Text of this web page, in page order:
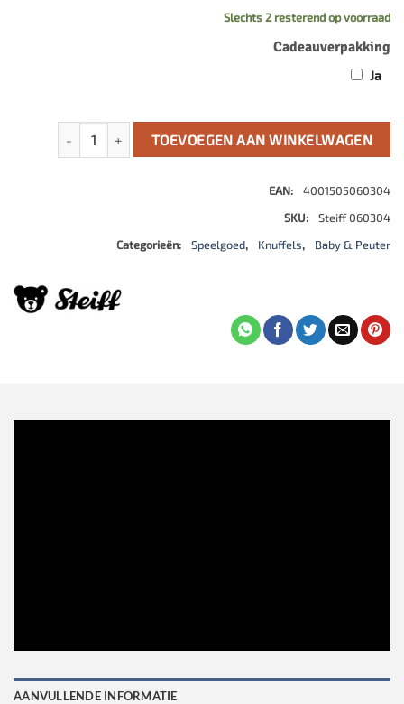
Slechts 2 resterend op voorraad
Cadeauverpakking
Ja
Brownie aapje aantalTOEVOEGEN AAN WINKELWAGEN
EAN:
4001505060304
SKU:
Steiff 060304
Categorieën:
Speelgoed, Knuffels, Baby & Peuter
AANVULLENDE INFORMATIE